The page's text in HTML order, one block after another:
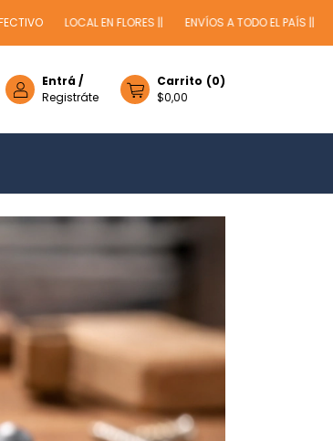
LOCAL EN FLORES || ENVÍOS A TODO EL PAÍS || -15% OFF
Entrá/
Registráte
Carrito (0)
$0,00